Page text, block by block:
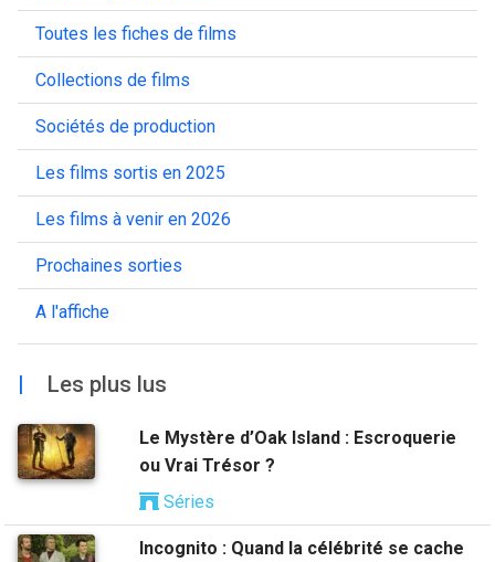
Toutes les fiches de films
Collections de films
Sociétés de production
Les films sortis en 2025
Les films à venir en 2026
Prochaines sorties
A l'affiche
| Les plus lus
Le Mystère d’Oak Island : Escroquerie
ou Vrai Trésor ?
Séries
Incognito : Quand la célébrité se cache